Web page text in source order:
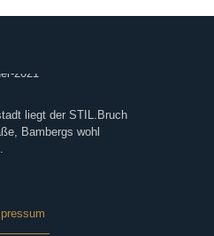
liegt der STIL.Bruch
Bambergs wohl